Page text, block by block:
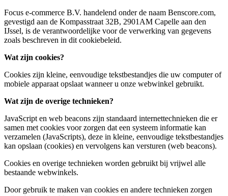
Focus e-commerce B.V. handelend onder de naam Benscore.com,
gevestigd aan de Kompasstraat 32B, 2901AM Capelle aan den
IJssel, is de verantwoordelijke voor de verwerking van gegevens
zoals beschreven in dit cookiebeleid.
Wat zijn cookies?
Cookies zijn kleine, eenvoudige tekstbestandjes die uw computer of
mobiele apparaat opslaat wanneer u onze webwinkel gebruikt.
Wat zijn de overige technieken?
JavaScript en web beacons zijn standaard internettechnieken die er
samen met cookies voor zorgen dat een systeem informatie kan
verzamelen (JavaScripts), deze in kleine, eenvoudige tekstbestandjes
kan opslaan (cookies) en vervolgens kan versturen (web beacons).
Cookies en overige technieken worden gebruikt bij vrijwel alle
bestaande webwinkels.
Door gebruik te maken van cookies en andere technieken zorgen